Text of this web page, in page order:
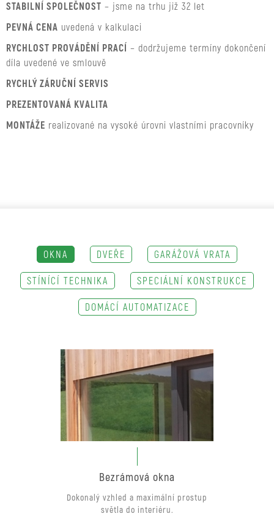
STABILNÍ SPOLEČNOST – jsme na trhu již 32 let
PEVNÁ CENA uvedená v kalkulaci
RYCHLOST PROVÁDĚNÍ PRACÍ – dodržujeme termíny dokončení
díla uvedené ve smlouvě
RYCHLÝ ZÁRUČNÍ SERVIS
PREZENTOVANÁ KVALITA
MONTÁŽE realizované na vysoké úrovni vlastními pracovníky
OKNA DVEŘE GARÁŽOVÁ VRATA
STÍNÍCÍ TECHNIKA SPECIÁLNÍ KONSTRUKCE
DOMÁCÍ AUTOMATIZACE
Bezrámová okna
Dokonalý vzhled a maximální prostup
světla do interiéru.